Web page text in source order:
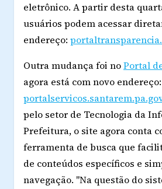
eletrônico. A partir desta
usuários podem acessar
endereço:
Outra mudança foi noPortal
agora está com novo endereço:
pelo setor de Tecnologia da
Prefeitura, o site agora conta
ferramenta de busca que
de conteúdos específicos e
navegação. "Na questão do